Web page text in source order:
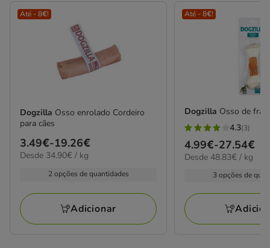
Até - 8€!
Dogzilla Osso enrolado Cordeiro
para cães
Preço
de
19.26€
3.49€-19.26€
34.90€
Desde 34.90€ / kg
2 opções de quantidades
Adicionar
Até - 8€!
Dogzilla Osso de
4.3
estrelas
com
avaliações
4.3(3)
Preço
de
27.54€
4.99€-27.54€
48.83€
Desde 48.83€ / kg
3 opções de